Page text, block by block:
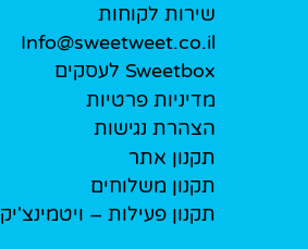
שירות לקוחות
Info@sweetweet.co.il
Sweetbox לעסקים
מדיניות פרטיות
הצהרת נגישות
תקנון אתר
תקנון משלוחים
תקנון פעילות – ויטמינצ'יק